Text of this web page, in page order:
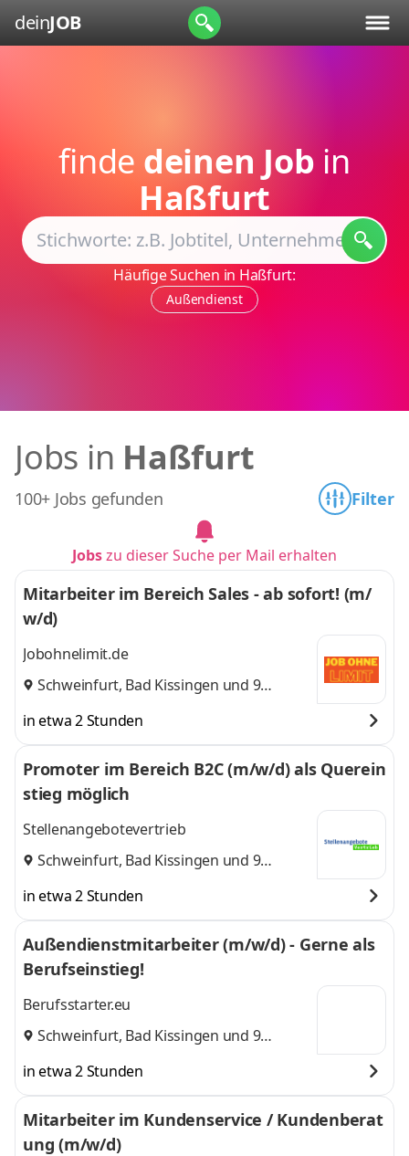
deinJOB
finde deinen Job in
Haßfurt
Häufige Suchen in Haßfurt:
Außendienst
Jobs in Haßfurt
100+ Jobs gefunden Filter
Jobszu dieser Suche per Mail erhalten
Mitarbeiter im Bereich Sales - ab sofort! (m/
w/d)
Jobohnelimit.de
Schweinfurt, Bad Kissingen und 9
in etwa 2 Stunden
Promoter im Bereich B2C (m/w/d) als Querein
stieg möglich
Stellenangebotevertrieb
Schweinfurt, Bad Kissingen und 9
in etwa 2 Stunden
Außendienstmitarbeiter (m/w/d) - Gerne als
Berufseinstieg!
Berufsstarter.eu
Schweinfurt, Bad Kissingen und 9
in etwa 2 Stunden
Mitarbeiter im Kundenservice / Kundenberat
ung (m/w/d)